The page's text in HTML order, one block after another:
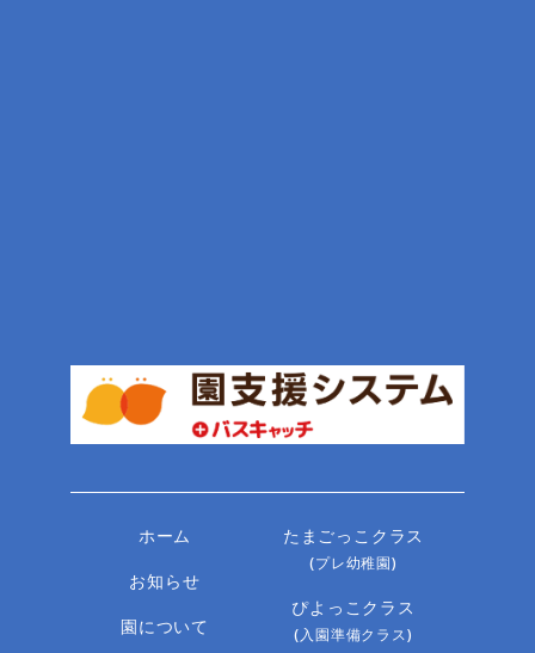
ホーム
お知らせ
園について
たまごっこクラス
(プレ幼稚園)
ぴよっこクラス
(入園準備クラス)